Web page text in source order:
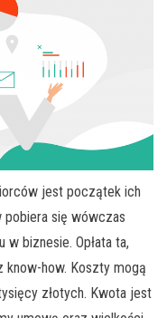
jest początek ich
pobiera się wówczas
biznesie. Opłata ta,
know-how. Koszty mogą
złotych. Kwota jest